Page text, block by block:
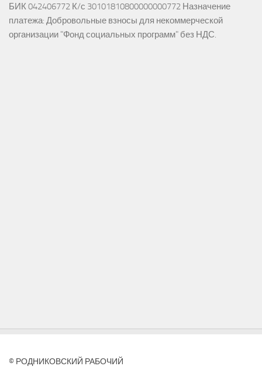
БИК 042406772 К/с 30101810800000000772 Назначение
платежа: Добровольные взносы для некоммерческой
организации "Фонд социальных программ" без НДС.
© РОДНИКОВСКИЙ РАБОЧИЙ